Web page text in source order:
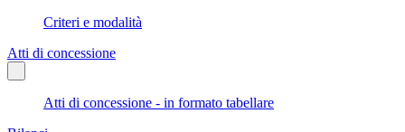
Criteri e modalità
Atti di concessione
Atti di concessione - in formato tabellare